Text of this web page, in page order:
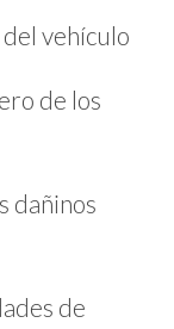
vehículo
de los
dañinos
de